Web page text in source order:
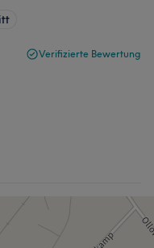
Verifizierte Bewertung